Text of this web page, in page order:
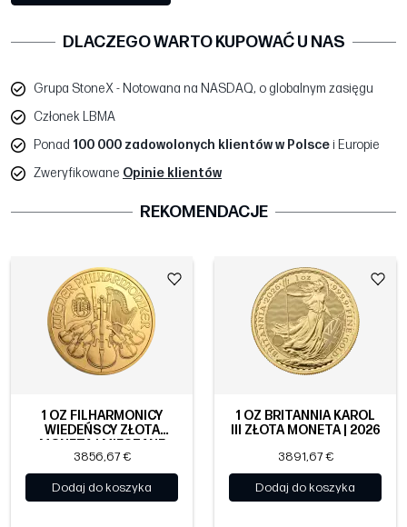
DLACZEGO WARTO KUPOWAĆ U NAS
Grupa StoneX - Notowana na NASDAQ, o globalnym zasięgu
Członek LBMA
Ponad 100 000 zadowolonych klientów w Polscei Europie
Zweryfikowane Opinie klientów
REKOMENDACJE
1 OZ FILHARMONICY
WIEDEŃSCY ZŁOTA
ROCZNIKI
3856,67 €
Dodaj do koszyka
1 OZ BRITANNIA KAROL
III ZŁOTA MONETA | 2026
3891,67 €
Dodaj do koszyka